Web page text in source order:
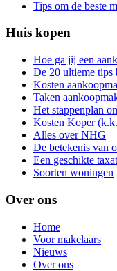
Tips om de beste
Huis kopen
Hoe ga jij een
De 20 ultieme tips
Kosten
Taken
Het stappenplan
Kosten Koper
Alles over NHG
De betekenis van
Een geschikte
Soorten woningen
Over ons
Home
Voor makelaars
Nieuws
Over ons